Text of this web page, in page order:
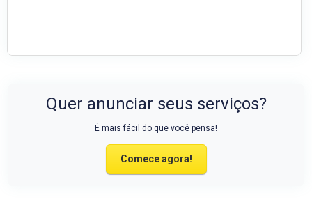
Quer anunciar seus serviços?
É mais fácil do que você pensa!
Comece agora!